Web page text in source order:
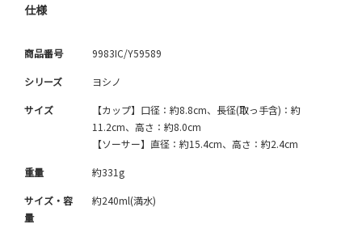
仕様
商品番号 9983IC/Y59589
シリーズ ヨシノ
サイズ
【カップ】口径：約8.8cm、長径(取っ手含)：約
11.2cm、高さ：約8.0cm
【ソーサー】直径：約15.4cm、高さ：約2.4cm
重量 約331g
サイズ・容
量
約240ml(満水)